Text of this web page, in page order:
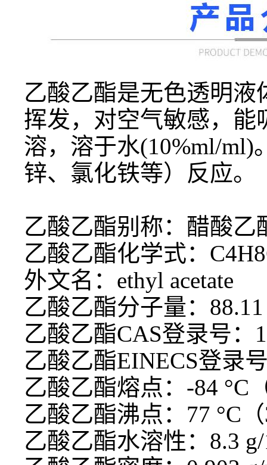
乙酸乙酯是无色透明
挥发，对空气敏感，
溶，溶于水(10%ml/ml)
锌、氯化铁等）反应。
乙酸乙酯别称：醋酸乙
乙酸乙酯化学式：
外文名： ethyl acetate
乙酸乙酯分子量：
乙酸乙酯CAS登录号：
乙酸乙酯EINECS登录
乙酸乙酯熔点： -84 °C
乙酸乙酯沸点： 77 °C
乙酸乙酯水溶性： 8.3